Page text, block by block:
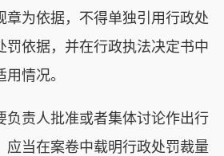
章为依据，不得单独引用行政处
罚依据，并在行政执法决定书中
情况。
责人批准或者集体讨论作出行
应当在案卷中载明行政处罚裁量